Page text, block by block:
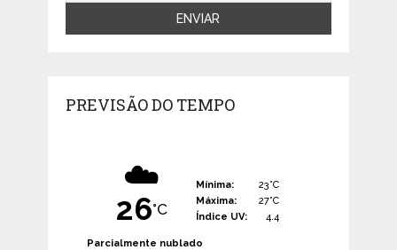
PREVISÃO DO TEMPO
☁️
26°C
Mínima:
23°C
Máxima:
27°C
Índice UV:
4.4
Parcialmente nublado